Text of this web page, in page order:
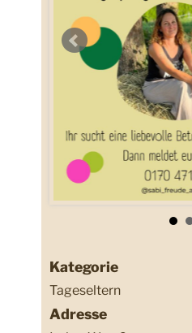
Kategorie
Tageseltern
Adresse